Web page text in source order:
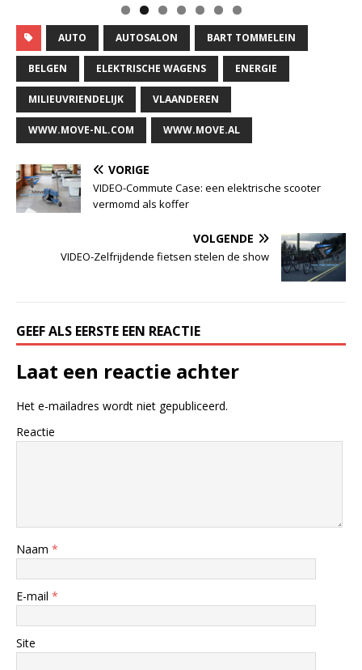
AUTO AUTOSALON BART TOMMELEIN
BELGEN ELEKTRISCHE WAGENS ENERGIE
MILIEUVRIENDELIJK VLAANDEREN
WWW.MOVE-NL.COM WWW.MOVE.AL
VORIGE
VIDEO-Commute Case: een elektrische scooter
vermomd als koffer
VOLGENDE
VIDEO-Zelfrijdende fietsen stelen de show
GEEF ALS EERSTE EEN REACTIE
Laat een reactie achter
Het e-mailadres wordt niet gepubliceerd.
Reactie
Naam *
E-mail *
Site